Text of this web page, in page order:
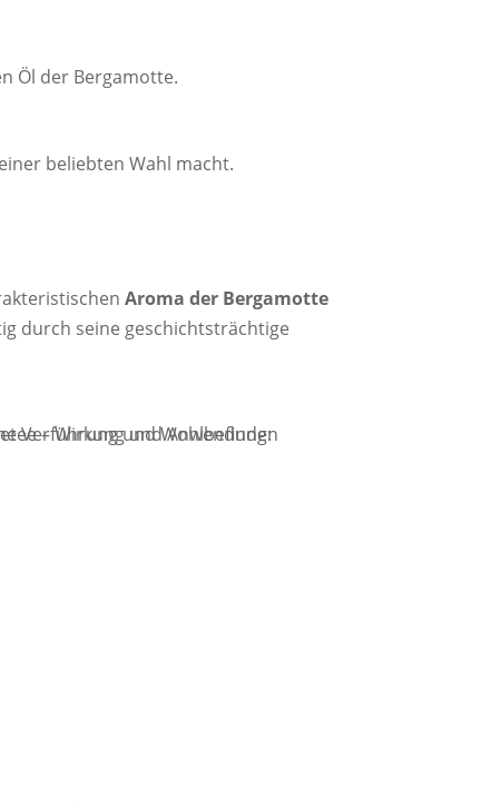
Öl der Bergamotte.
beliebten Wahl macht.
Aroma der Bergamotte
durch seine geschichtsträchtige